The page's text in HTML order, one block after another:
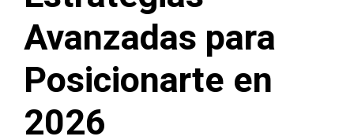
Avanzadas para
Posicionarte en
2026